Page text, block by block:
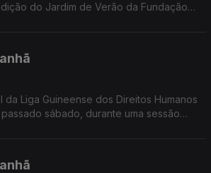
do Jardim de Verão da Fundação
da Liga Guineense dos Direitos Humanos
sábado, durante uma sessão